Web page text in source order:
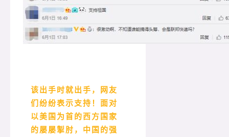
该出手时就出手，网友
们纷纷表示支持！面对
以美国为首的西方国家
的屡屡掣肘，中国的强